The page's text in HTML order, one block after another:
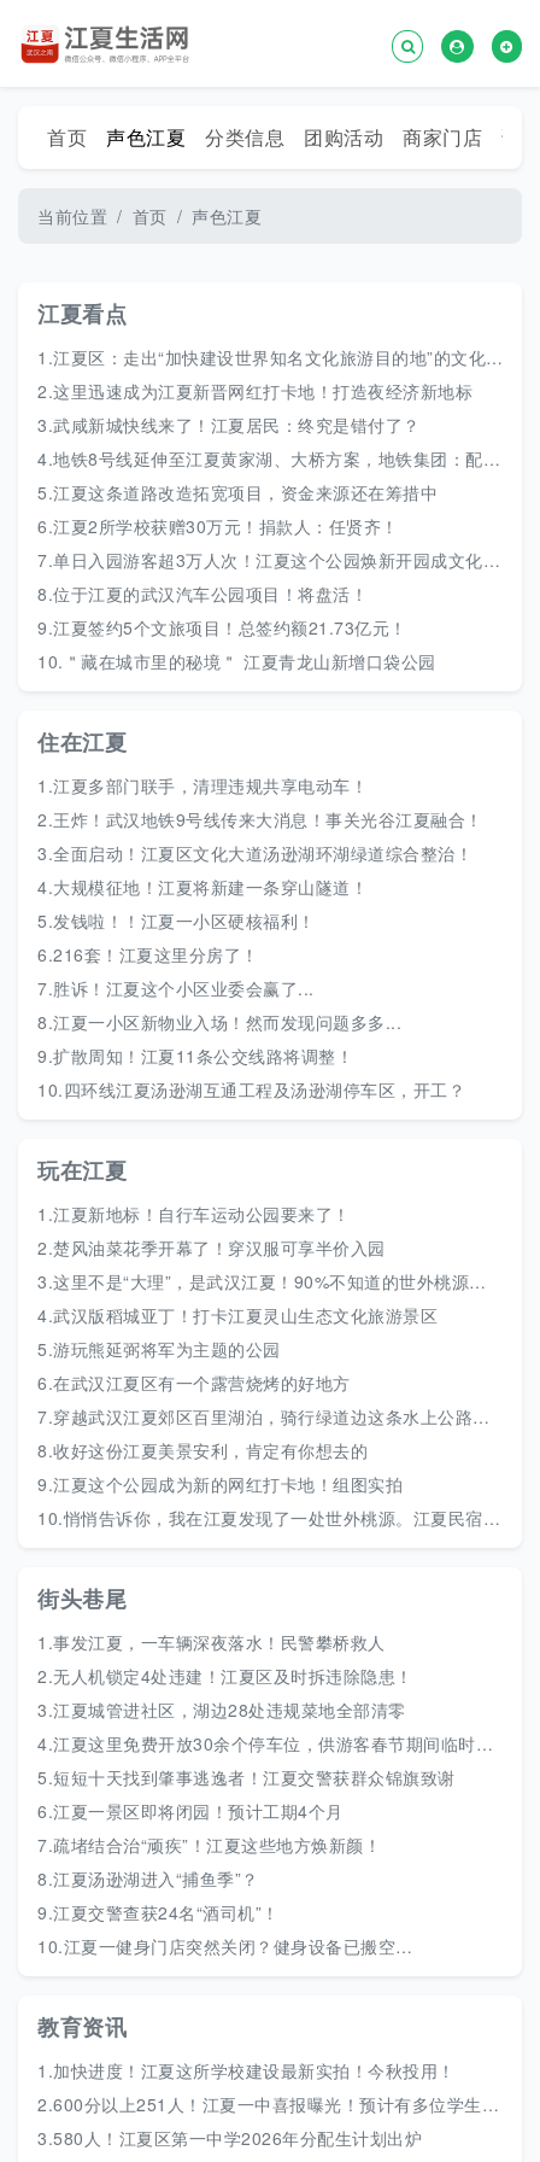
首页 声色江夏 分类信息 团购活动 商家门店 话
当前位置 首页 声色江夏
江夏看点
1.江夏区：走出“加快建设世界知名文化旅游目的地”的文化大道
2.这里迅速成为江夏新晋网红打卡地！打造夜经济新地标
3.武咸新城快线来了！江夏居民：终究是错付了？
4.地铁8号线延伸至江夏黄家湖、大桥方案，地铁集团：配合推进规划！
5.江夏这条道路改造拓宽项目，资金来源还在筹措中
6.江夏2所学校获赠30万元！捐款人：任贤齐！
7.单日入园游客超3万人次！江夏这个公园焕新开园成文化新地标
8.位于江夏的武汉汽车公园项目！将盘活！
9.江夏签约5个文旅项目！总签约额21.73亿元！
10. ＂藏在城市里的秘境＂ 江夏青龙山新增口袋公园
住在江夏
1.江夏多部门联手，清理违规共享电动车！
2.王炸！武汉地铁9号线传来大消息！事关光谷江夏融合！
3.全面启动！江夏区文化大道汤逊湖环湖绿道综合整治！
4.大规模征地！江夏将新建一条穿山隧道！
5.发钱啦！！江夏一小区硬核福利！
6.216套！江夏这里分房了！
7.胜诉！江夏这个小区业委会赢了...
8.江夏一小区新物业入场！然而发现问题多多...
9.扩散周知！江夏11条公交线路将调整！
10.四环线江夏汤逊湖互通工程及汤逊湖停车区，开工？
玩在江夏
1.江夏新地标！自行车运动公园要来了！
2.楚风油菜花季开幕了！穿汉服可享半价入园
3.这里不是“大理”，是武汉江夏！90%不知道的世外桃源村落
4.武汉版稻城亚丁！打卡江夏灵山生态文化旅游景区
5.游玩熊延弼将军为主题的公园
6.在武汉江夏区有一个露营烧烤的好地方
7.穿越武汉江夏郊区百里湖泊，骑行绿道边这条水上公路，风景秀美
8.收好这份江夏美景安利，肯定有你想去的
9.江夏这个公园成为新的网红打卡地！组图实拍
10.悄悄告诉你，我在江夏发现了一处世外桃源。江夏民宿海洋村网红民宿航拍
街头巷尾
1.事发江夏，一车辆深夜落水！民警攀桥救人
2.无人机锁定4处违建！江夏区及时拆违除隐患！
3.江夏城管进社区，湖边28处违规菜地全部清零
4.江夏这里免费开放30余个停车位，供游客春节期间临时停车
5.短短十天找到肇事逃逸者！江夏交警获群众锦旗致谢
6.江夏一景区即将闭园！预计工期4个月
7.疏堵结合治“顽疾”！江夏这些地方焕新颜！
8.江夏汤逊湖进入“捕鱼季”？
9.江夏交警查获24名“酒司机”！
10.江夏一健身门店突然关闭？健身设备已搬空…
教育资讯
1.加快进度！江夏这所学校建设最新实拍！今秋投用！
2.600分以上251人！江夏一中喜报曝光！预计有多位学生被清北录取
3.580人！江夏区第一中学2026年分配生计划出炉